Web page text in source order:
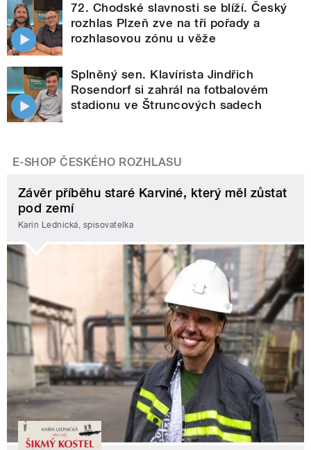
72. Chodské slavnosti se blíží. Český
rozhlas Plzeň zve na tři pořady a
rozhlasovou zónu u věže
Splněný sen. Klavírista Jindřich
Rosendorf si zahrál na fotbalovém
stadionu ve Štruncových sadech
E-SHOP ČESKÉHO ROZHLASU
Závěr příběhu staré Karviné, který měl zůstat
pod zemí
Karin Lednická, spisovatelka